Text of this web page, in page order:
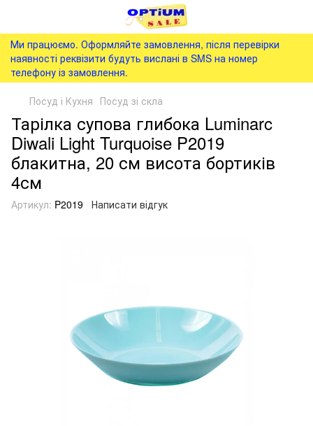
Ми працюємо. Оформляйте замовлення, після перевірки
наявності реквізити будуть вислані в SMS на номер
телефону із замовлення.
Посуд і Кухня Посуд зі скла
Тарілка супова глибока Luminarc
Diwali Light Turquoise P2019
блакитна, 20 см висота бортиків
4см
Артикул: P2019 Написати відгук